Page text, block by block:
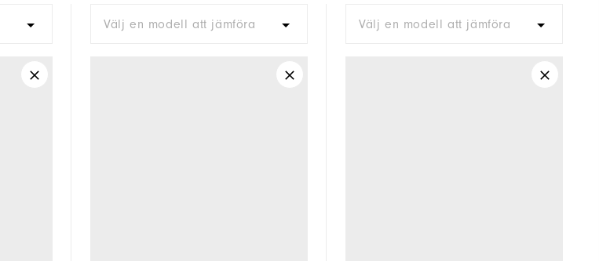
Välj en modell att jämföra Välj en modell att jämföra